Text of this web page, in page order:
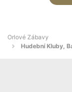
Orlové Zábavy
Hudební Kluby,